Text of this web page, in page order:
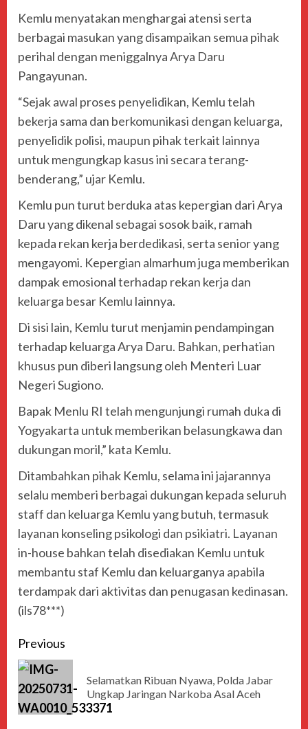
Kemlu menyatakan menghargai atensi serta
berbagai masukan yang disampaikan semua pihak
perihal dengan meniggalnya Arya Daru
Pangayunan.
“Sejak awal proses penyelidikan, Kemlu telah
bekerja sama dan berkomunikasi dengan keluarga,
penyelidik polisi, maupun pihak terkait lainnya
untuk mengungkap kasus ini secara terang-
benderang,” ujar Kemlu.
Kemlu pun turut berduka atas kepergian dari Arya
Daru yang dikenal sebagai sosok baik, ramah
kepada rekan kerja berdedikasi, serta senior yang
mengayomi. Kepergian almarhum juga memberikan
dampak emosional terhadap rekan kerja dan
keluarga besar Kemlu lainnya.
Di sisi lain, Kemlu turut menjamin pendampingan
terhadap keluarga Arya Daru. Bahkan, perhatian
khusus pun diberi langsung oleh Menteri Luar
Negeri Sugiono.
Bapak Menlu RI telah mengunjungi rumah duka di
Yogyakarta untuk memberikan belasungkawa dan
dukungan moril,” kata Kemlu.
Ditambahkan pihak Kemlu, selama ini jajarannya
selalu memberi berbagai dukungan kepada seluruh
staff dan keluarga Kemlu yang butuh, termasuk
layanan konseling psikologi dan psikiatri. Layanan
in-house bahkan telah disediakan Kemlu untuk
membantu staf Kemlu dan keluarganya apabila
terdampak dari aktivitas dan penugasan kedinasan.
(ils78***)
Previous
Selamatkan Ribuan Nyawa, Polda Jabar
Ungkap Jaringan Narkoba Asal Aceh